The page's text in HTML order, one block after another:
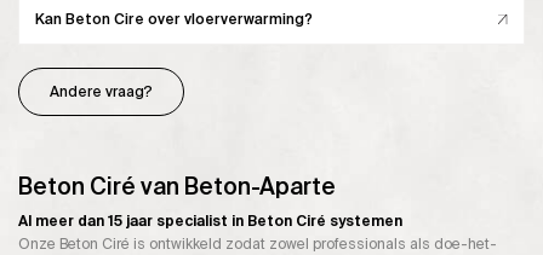
Kan Beton Cire over vloerverwarming?
Andere vraag?
Beton Ciré van Beton-Aparte
Al meer dan 15 jaar specialist in Beton Ciré systemen
Onze Beton Ciré is ontwikkeld zodat zowel professionals als doe-het-